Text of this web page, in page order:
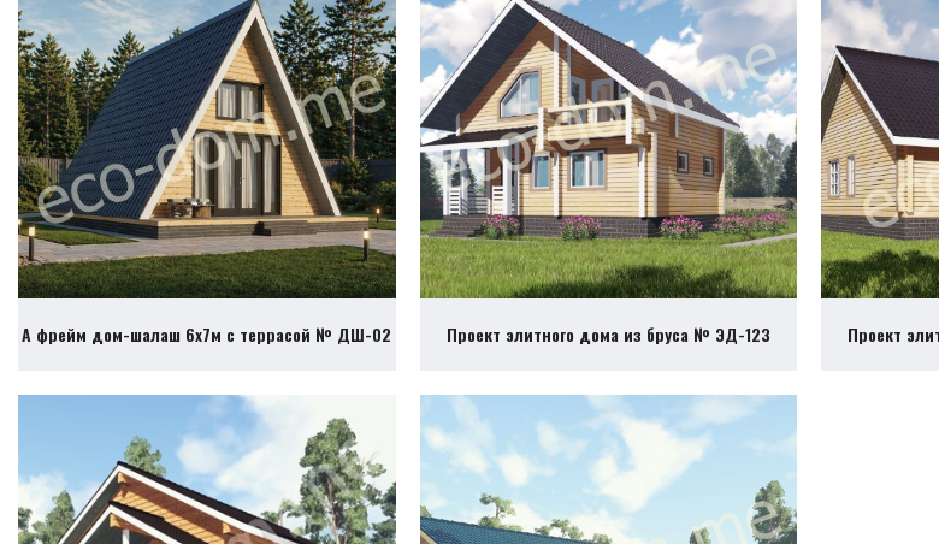
А фрейм дом-шалаш 6х7м с террасой № ДШ-02 Проект элитного дома из бруса № ЭД-123 Проект